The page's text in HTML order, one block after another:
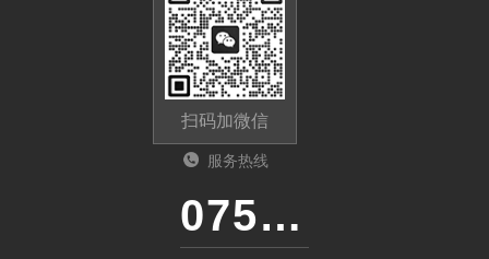
扫码加微信
服务热线
0755-23481139